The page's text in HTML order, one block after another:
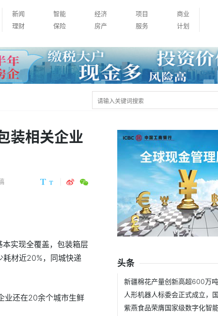
新闻 智能 经济 项目
商业
理财
保险 房产 服务 计划
装相关企业
实现全覆盖，包装箱层
耗材近20%，同城快递
业还在20余个城市生鲜
头条